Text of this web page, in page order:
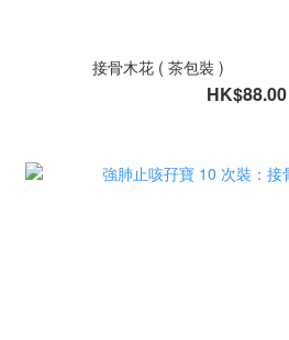
接骨木花 ( 茶包裝 )
HK$88.00